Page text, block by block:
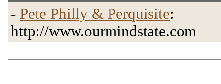
- Pete Philly & Perquisite:
http://www.ourmindstate.com